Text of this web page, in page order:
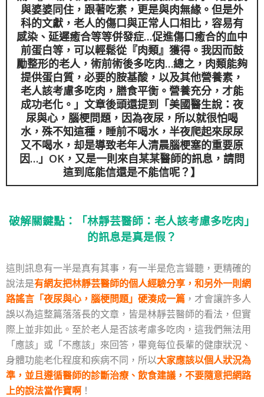
與婆婆同住，跟著吃素，更是與肉無緣。但是外
科的文獻，老人的傷口與正常人口相比，容易有
感染、延遲癒合等等併發症…促進傷口癒合的血中
前蛋白等，可以輕鬆從『肉類』獲得。我因而鼓
勵整形的老人，術前術後多吃肉…總之，肉類能夠
提供蛋白質，必要的胺基酸，以及其他營養素，
老人該考慮多吃肉，膳食平衡。營養充分，才能
成功老化。」文章後頭還提到「美國醫生說：夜
尿與心，腦梗問題，因為夜尿，所以就很怕喝
水，殊不知這種，睡前不喝水，半夜爬起來尿尿
又不喝水，却是導致老年人清晨腦梗塞的重要原
因…」OK，又是一則來自某某醫師的訊息，請問
這到底能信還是不能信呢？】
破解關鍵點：「林靜芸醫師：老人該考慮多吃肉」
的訊息是真是假？
這則訊息有一半是真有其事，有一半是危言聳聽，更精確的
說法是有網友把林靜芸醫師的個人經驗分享，和另外一則網
路謠言「夜尿與心，腦梗問題」硬湊成一篇 ，才會讓許多人
誤以為這整篇落落長的文章，皆是林靜芸醫師的看法，但實
際上並非如此。至於老人是否該考慮多吃肉，這我們無法用
「應該」或「不應該」來回答，畢竟每位長輩的健康狀況、
身體功能老化程度和疾病不同，所以大家應該以個人狀況為
準，並且遵循醫師的診斷治療、飲食建議，不要隨意把網路
上的說法當作寶啊 ！